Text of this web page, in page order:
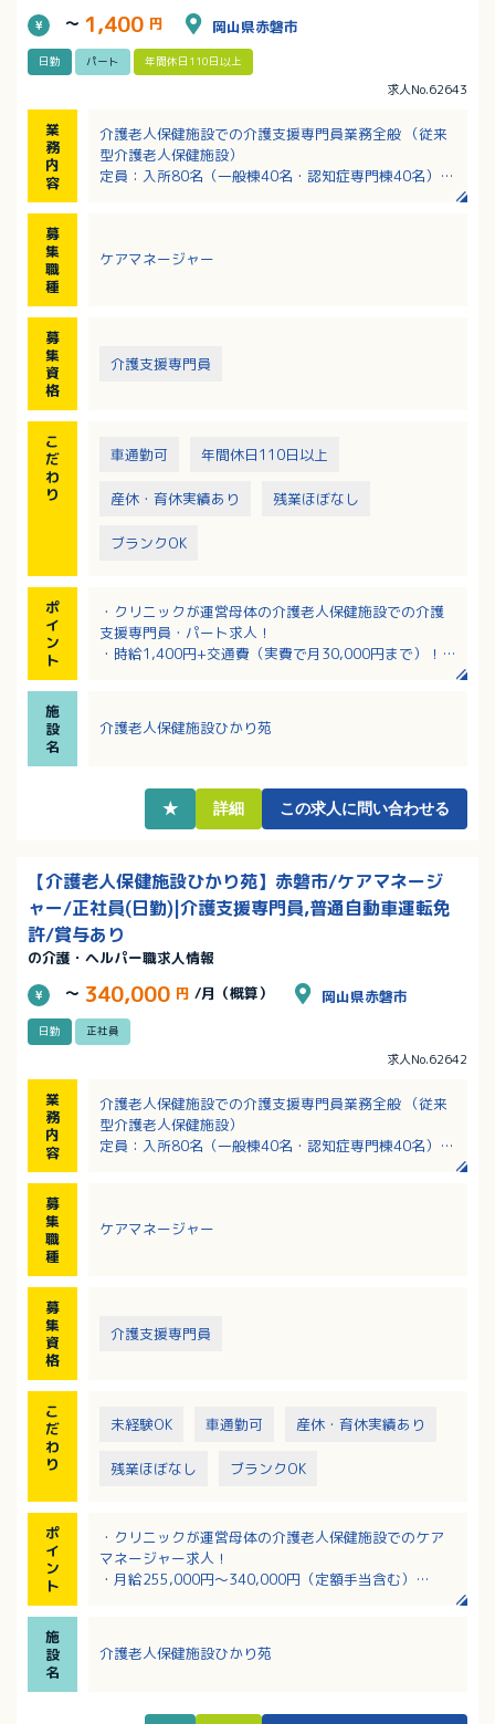
～ 1,400 円 岡山県赤磐市
日勤 パート 年間休日110日以上
求人No.62643
業
務
内
容
介護老人保健施設での介護支援専門員業務全般 （従来
型介護老人保健施設）
定員：入所80名（一般棟40名・認知症専門棟40名）
メント
募
集
職
種
ケアマネージャー
募
集
資
格
介護支援専門員
こ
だ
わ
り
車通勤可 年間休日110日以上
産休・育休実績あり 残業ほぼなし
ブランクOK
ポ
イ
ン
ト
・クリニックが運営母体の介護老人保健施設での介護
支援専門員・パート求人！
・時給1,400円+交通費（実費で月30,000円まで）！
・20代から60代まで幅広い年齢層の職員が活躍中の職
場です！
施
設
名
介護老人保健施設ひかり苑
★ 詳細 この求人に問い合わせる
【介護老人保健施設ひかり苑】赤磐市/ケアマネージ
ャー/正社員(日勤)|介護支援専門員,普通自動車運転免
許/賞与あり
の介護・ヘルパー職求人情報
～ 340,000 円 /月（概算） 岡山県赤磐市
日勤 正社員
求人No.62642
業
務
内
容
介護老人保健施設での介護支援専門員業務全般 （従来
型介護老人保健施設）
定員：入所80名（一般棟40名・認知症専門棟40名）
メント
募
集
職
種
ケアマネージャー
募
集
資
格
介護支援専門員
こ
だ
わ
り
未経験OK 車通勤可 産休・育休実績あり
残業ほぼなし ブランクOK
ポ
イ
ン
ト
・クリニックが運営母体の介護老人保健施設でのケア
マネージャー求人！
・月給255,000円～340,000円（定額手当含む）
・20代から60代まで幅広い年齢層の職員が活躍中の職
場です！
施
設
名
介護老人保健施設ひかり苑